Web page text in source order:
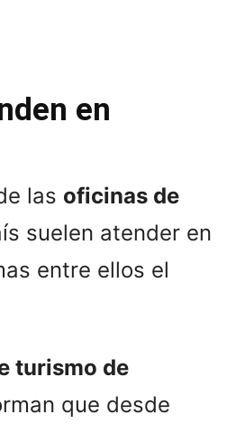
en
las oficinas de
suelen atender en
entre ellos el
turismo de
que desde